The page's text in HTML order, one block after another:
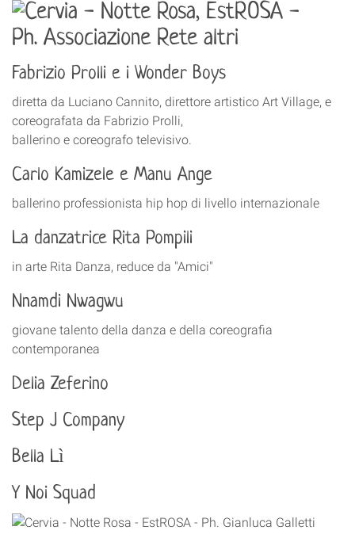
Fabrizio Prolli e i Wonder Boys
diretta da Luciano Cannito, direttore artistico Art Village, e
coreografata da Fabrizio Prolli,
ballerino e coreografo televisivo.
Carlo Kamizele e Manu Ange
ballerino professionista hip hop di livello internazionale
La danzatrice Rita Pompili
in arte Rita Danza, reduce da "Amici"
Nnamdi Nwagwu
giovane talento della danza e della coreografia
contemporanea
Delia Zeferino
Step J Company
Bella Lì
Y Noi Squad